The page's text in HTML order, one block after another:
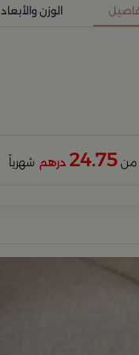
الوزن والأبعاد
24.75 درهم شهرياً